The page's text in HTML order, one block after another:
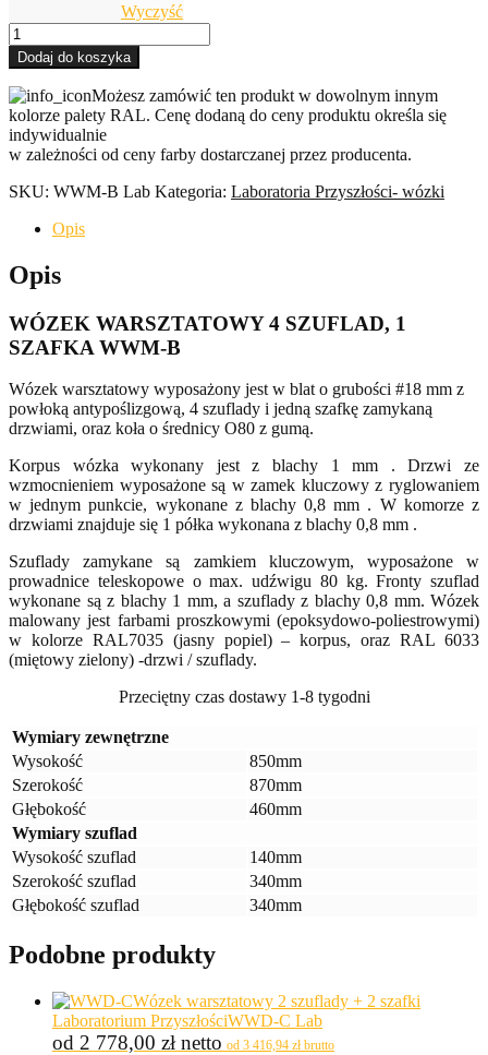
Wyczyść
ilość
Wózek
warsztatowy
4
szuflady
+
1
Laboratorium
Dodaj do koszyka
Możesz zamówić ten produkt w dowolnym innym
kolorze palety RAL. Cenę dodaną do ceny produktu określa się
indywidualnie
w zależności od ceny farby dostarczanej przez producenta.
SKU: WWM-B Lab Kategoria: Laboratoria Przyszłości- wózki
Opis
Opis
WÓZEK WARSZTATOWY 4 SZUFLAD, 1
SZAFKA WWM-B
Wózek warsztatowy wyposażony jest w blat o grubości #18 mm z
powłoką antypoślizgową, 4 szuflady i jedną szafkę zamykaną
drzwiami, oraz koła o średnicy O80 z gumą.
Korpus wózka wykonany jest z blachy 1 mm . Drzwi ze
wzmocnieniem wyposażone są w zamek kluczowy z ryglowaniem
w jednym punkcie, wykonane z blachy 0,8 mm . W komorze z
drzwiami znajduje się 1 półka wykonana z blachy 0,8 mm .
Szuflady zamykane są zamkiem kluczowym, wyposażone w
prowadnice teleskopowe o max. udźwigu 80 kg. Fronty szuflad
wykonane są z blachy 1 mm, a szuflady z blachy 0,8 mm. Wózek
malowany jest farbami proszkowymi (epoksydowo-poliestrowymi)
w kolorze RAL7035 (jasny popiel) – korpus, oraz RAL 6033
(miętowy zielony) -drzwi / szuflady.
Przeciętny czas dostawy 1-8 tygodni
Wymiary zewnętrzne
Wysokość
850mm
Szerokość
870mm
Głębokość
460mm
Wymiary szuflad
Wysokość szuflad
140mm
Szerokość szuflad
340mm
Głębokość szuflad
340mm
Podobne produkty
Wózek warsztatowy 2 szuflady + 2 szafki
Laboratorium PrzyszłościWWD-C Lab
od 2 778,00 złnetto od 3 416,94 złbrutto